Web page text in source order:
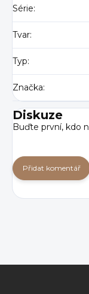
Série:
Tvar:
Typ:
Značka:
Diskuze
Buďte první, kdo
Přidat komentář